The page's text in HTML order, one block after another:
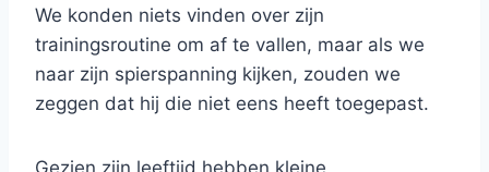
We konden niets vinden over zijn
trainingsroutine om af te vallen, maar als we
naar zijn spierspanning kijken, zouden we
zeggen dat hij die niet eens heeft toegepast.
Gezien zijn leeftijd hebben kleine